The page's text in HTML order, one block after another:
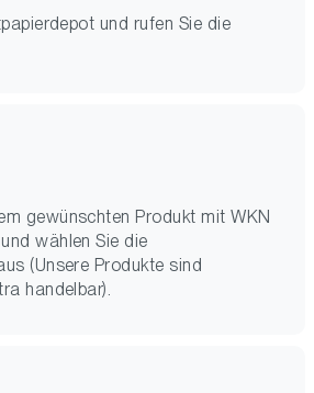
und rufen Sie die
gewünschten Produkt mit WKN
wählen Sie die
(Unsere Produkte sind
handelbar).